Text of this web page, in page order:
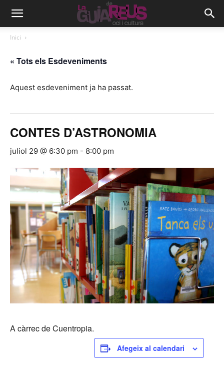
Inici
« Tots els Esdeveniments
Aquest esdeveniment ja ha passat.
CONTES D’ASTRONOMIA
juliol 29 @ 6:30 pm - 8:00 pm
A càrrec de Cuentropia.
Afegeix al calendari